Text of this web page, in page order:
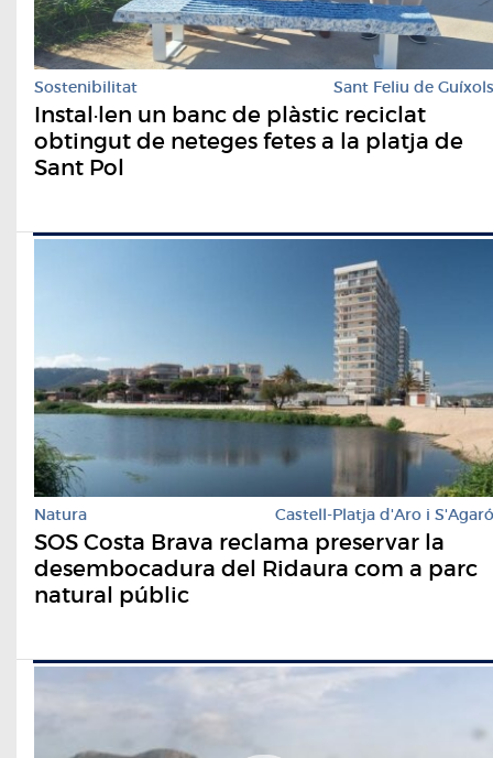
Sostenibilitat Sant Feliu de Guíxols
Instal·len un banc de plàstic reciclat
obtingut de neteges fetes a la platja de
Sant Pol
Natura Castell-Platja d'Aro i S'Agaró
SOS Costa Brava reclama preservar la
desembocadura del Ridaura com a parc
natural públic